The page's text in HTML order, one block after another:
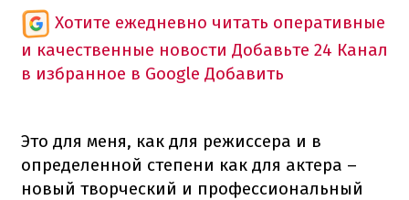
Хотите ежедневно читать оперативные
и качественные новости Добавьте 24 Канал
в избранное в Google Добавить
Это для меня, как для режиссера и в
определенной степени как для актера –
новый творческий и профессиональный